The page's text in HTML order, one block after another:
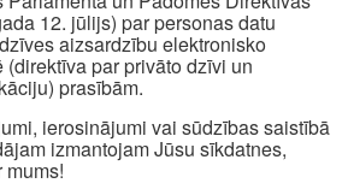
12. jūlijs) par personas datu
aizsardzību elektronisko
par privāto dzīvi un
prasībām.
ierosinājumi vai sūdzības saistībā
izmantojam Jūsu sīkdatnes,
mums!